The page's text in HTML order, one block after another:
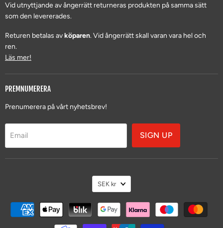
Vid utnyttjande av ångerrätt returneras produkten på samma sätt
som den levererades.
Returen betalas avköparen. Vid ångerrätt skall varan vara hel och
ren.
Läs mer!
PREMNUMERERA
Prenumerera på vårt nyhetsbrev!
Email SIGN UP
VALUTA
SEK kr